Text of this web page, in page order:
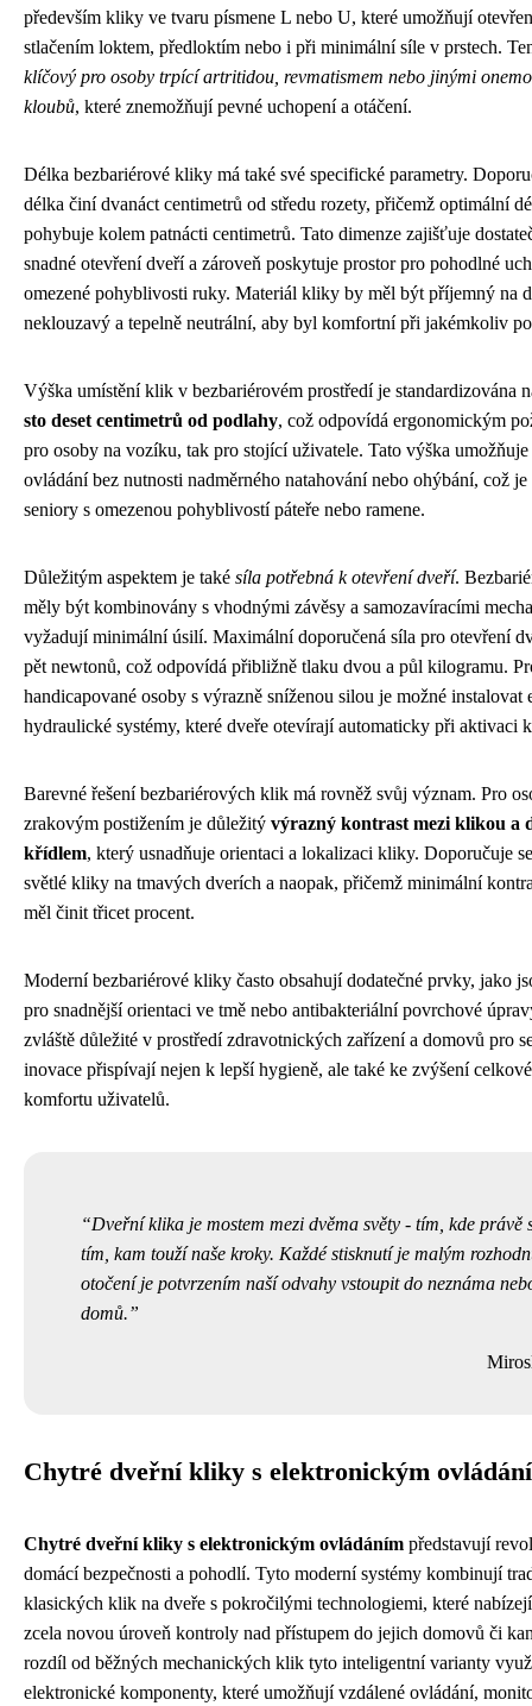
především kliky ve tvaru písmene L nebo U, které umožňují
stlačením loktem, předloktím nebo i při minimální síle v prstech.
klíčový pro osoby trpící artritidou, revmatismem nebo jinými
kloubů, které znemožňují pevné uchopení a otáčení.
Délka bezbariérové kliky má také své specifické parametry.
délka činí dvanáct centimetrů od středu rozety, přičemž optimální
pohybuje kolem patnácti centimetrů. Tato dimenze zajišťuje
snadné otevření dveří a zároveň poskytuje prostor pro pohodlné
omezené pohyblivosti ruky. Materiál kliky by měl být příjemný na
neklouzavý a tepelně neutrální, aby byl komfortní při jakémkoliv
Výška umístění klik v bezbariérovém prostředí je standardizována
sto deset centimetrů od podlahy, což odpovídá ergonomickým
pro osoby na vozíku, tak pro stojící uživatele. Tato výška
ovládání bez nutnosti nadměrného natahování nebo ohýbání, což je
seniory s omezenou pohyblivostí páteře nebo ramene.
Důležitým aspektem je také síla potřebná k otevření dveří.
měly být kombinovány s vhodnými závěsy a samozavíracími
vyžadují minimální úsilí. Maximální doporučená síla pro otevření
pět newtonů, což odpovídá přibližně tlaku dvou a půl kilogramu.
handicapované osoby s výrazně sníženou silou je možné instalovat
hydraulické systémy, které dveře otevírají automaticky při aktivaci
Barevné řešení bezbariérových klik má rovněž svůj význam. Pro
zrakovým postižením je důležitý výrazný kontrast mezi klikou a
křídlem, který usnadňuje orientaci a lokalizaci kliky. Doporučuje
světlé kliky na tmavých dverích a naopak, přičemž minimální
měl činit třicet procent.
Moderní bezbariérové kliky často obsahují dodatečné prvky, jako
pro snadnější orientaci ve tmě nebo antibakteriální povrchové
zvláště důležité v prostředí zdravotnických zařízení a domovů pro
inovace přispívají nejen k lepší hygieně, ale také ke zvýšení
komfortu uživatelů.
Dveřní klika je mostem mezi dvěma světy - tím, kde právě
tím, kam touží naše kroky. Každé stisknutí je malým
otočení je potvrzením naší odvahy vstoupit do neznáma
domů.
Chytré dveřní kliky s elektronickým
Chytré dveřní kliky s elektronickým ovládáním představují
domácí bezpečnosti a pohodlí. Tyto moderní systémy kombinují
klasických klik na dveře s pokročilými technologiemi, které
zcela novou úroveň kontroly nad přístupem do jejich domovů či
rozdíl od běžných mechanických klik tyto inteligentní varianty
elektronické komponenty, které umožňují vzdálené ovládání,